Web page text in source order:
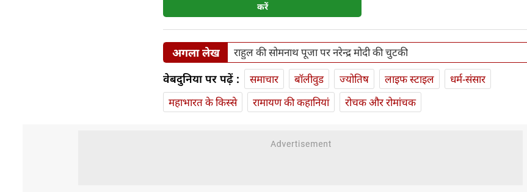
करें
अगला लेख राहुल की सोमनाथ पूजा पर नरेन्द्र मोदी की चुटकी
वेबदुनिया पर पढ़ें : समाचार बॉलीवुड ज्योतिष लाइफ स्‍टाइल
धर्म-संसार
महाभारत के किस्से
रामायण की कहानियां रोचक और रोमांचक